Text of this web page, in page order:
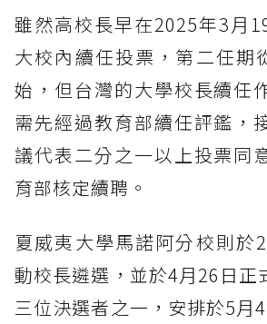
雖然高校長早在2025年3月
大校內續任投票，第二任期
始，但台灣的大學校長續任
需先經過教育部續任評鑑，
議代表二分之一以上投票同
育部核定續聘。
夏威夷大學馬諾阿分校則於
動校長遴選，並於4月26日正
三位決選者之一，安排於5月